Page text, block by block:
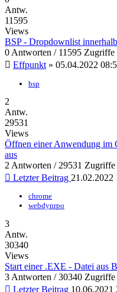
Antw.
11595
Views
BSP - Dropdownlist
0 Antworten / 11595 Zugriffe
Effpunkt » 05.04.2022
bsp
2
Antw.
29531
Views
Öffnen einer Anwendung im
aus
2 Antworten / 29531 Zugriffe
Letzter Beitrag 21.02.2022
chrome
webdynrpo
3
Antw.
30340
Views
Start einer .EXE - Datei aus
3 Antworten / 30340 Zugriffe
Letzter Beitrag 10.06.2021